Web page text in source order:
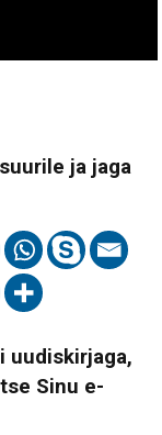
ja jaga
uudiskirjaga,
Sinu e-